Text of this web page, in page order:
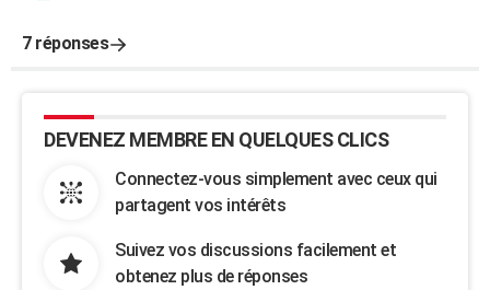
7 réponses
DEVENEZ MEMBRE EN QUELQUES CLICS
Connectez-vous simplement avec ceux qui
partagent vos intérêts
Suivez vos discussions facilement et
obtenez plus de réponses